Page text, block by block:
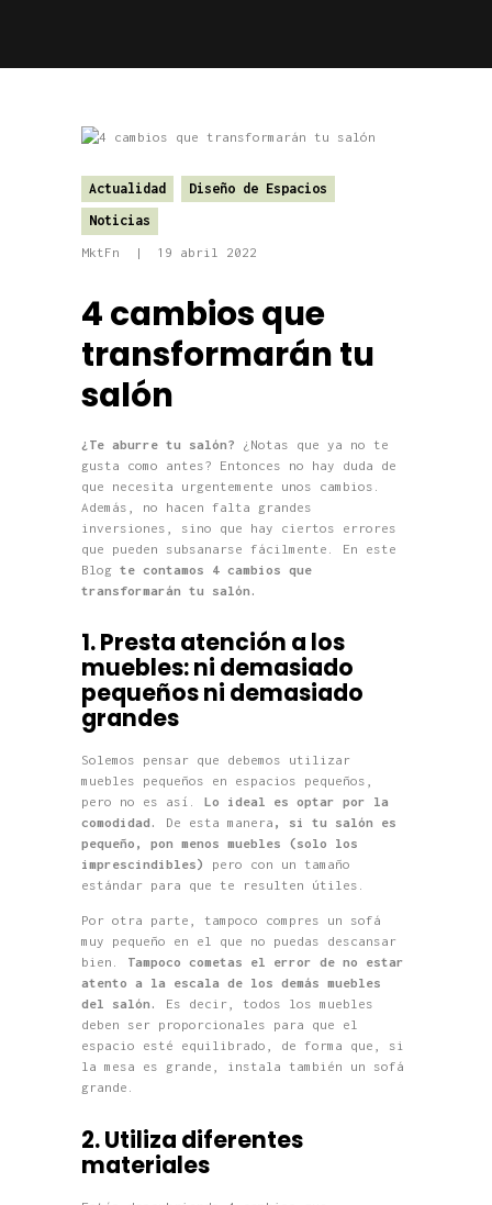
Actualidad
Diseño de Espacios
Noticias
MktFn 19 abril 2022
4 cambios que
transformarán tu
salón
¿Te aburre tu salón? ¿Notas que ya no te
gusta como antes? Entonces no hay duda de
que necesita urgentemente unos cambios.
Además, no hacen falta grandes
inversiones, sino que hay ciertos errores
que pueden subsanarse fácilmente. En este
Blog te contamos 4 cambios que
transformarán tu salón.
1. Presta atención a los
muebles: ni demasiado
pequeños ni demasiado
grandes
Solemos pensar que debemos utilizar
muebles pequeños en espacios pequeños,
pero no es así. Lo ideal es optar por la
comodidad. De esta manera , si tu salón es
pequeño, pon menos muebles (solo los
imprescindibles)
pero con un tamaño
estándar para que te resulten útiles.
Por otra parte, tampoco compres un sofá
muy pequeño en el que no puedas descansar
bien. Tampoco cometas el error de no estar
atento a la escala de los demás muebles
del salón.
Es decir, todos los muebles
deben ser proporcionales para que el
espacio esté equilibrado, de forma que, si
la mesa es grande, instala también un sofá
grande.
2. Utiliza diferentes
materiales